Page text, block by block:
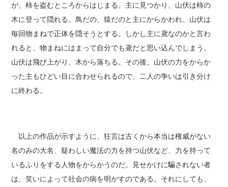
が、柿を盗むところからはじまる。主に見つかり、山伏は柿の
木に登って隠れる。鳥だの、猿だのと主にからかわれ、山伏は
毎回物まねで正体を隠そうとする。しかし主に鳶なのかと言わ
れると、物まねにはまって自分でも鳶だと思い込んでしまう。
山伏は飛び上がり、木から落ちる。その後、山伏の力をからか
った主もひどい目に合わせられるので、二人の争いは引き分け
に終わる。
以上の作品が示すように、狂言は古くから本当は権威がない
名のみの大名、疑わしい魔法の力を持つ山伏など、力を持って
いるふりをする人物をからかうのだ。見せかけに騙されない者
は、笑いによって社会の病を明かすのである。それにしても、